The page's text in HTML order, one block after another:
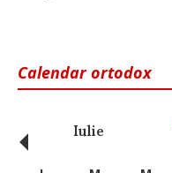
Calendar ortodox
Iulie
‹